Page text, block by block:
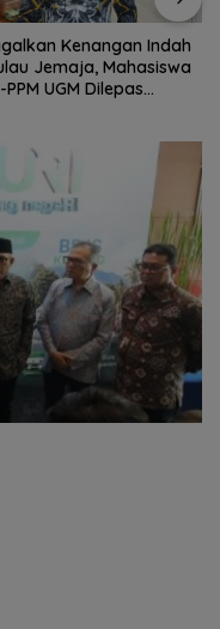
Mundur dari PWI
Berlanjut, Socrates
Pertama Periode